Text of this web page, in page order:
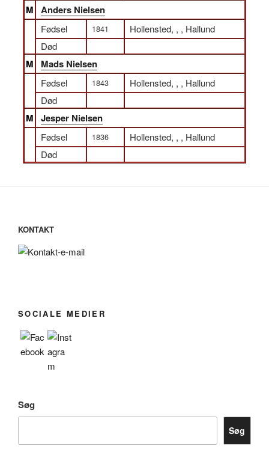
M Anders Nielsen
Fødsel 1841
Hollensted, , , Hallund
Død
M Mads Nielsen
Fødsel 1843
Hollensted, , , Hallund
Død
M Jesper Nielsen
Fødsel 1836
Hollensted, , , Hallund
Død
KONTAKT
SOCIALE MEDIER
Søg
Søg